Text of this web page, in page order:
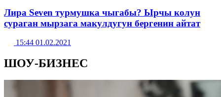
Лира Seven турмушка чыгабы? Ырчы колун
сураган мырзага макулдугун бергенин айтат
15:44 01.02.2021
ШОУ-БИЗНЕС